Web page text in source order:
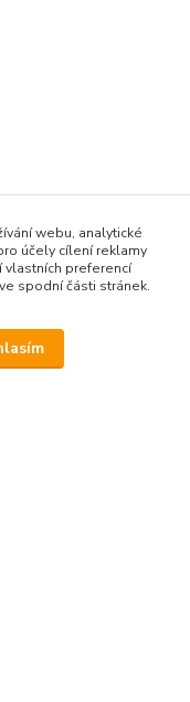
webu, analytické
účely cílení reklamy
vlastních preferencí
spodní části stránek.